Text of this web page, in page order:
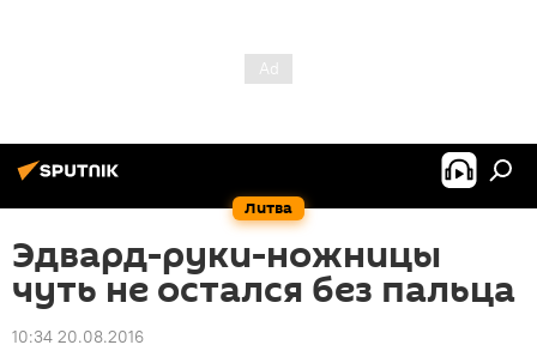
Литва
Эдвард-руки-ножницы
чуть не остался без пальца
10:34 20.08.2016